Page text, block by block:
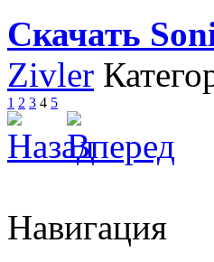
Скачать
Zivler
1 2 3 4 5
Навигация